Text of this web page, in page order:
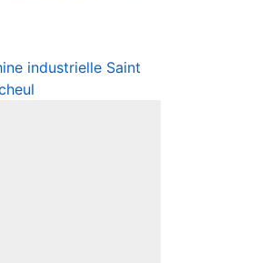
industrielle Saint